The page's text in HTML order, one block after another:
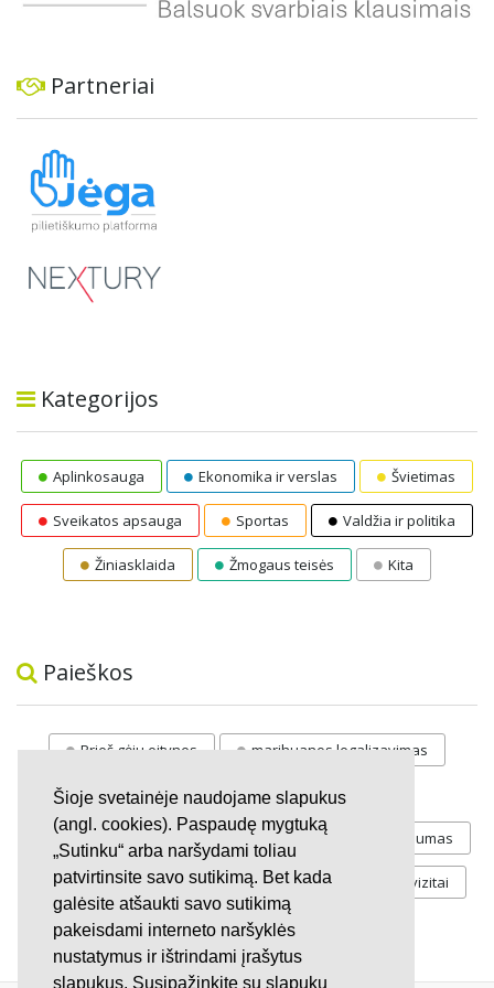
Šioje svetainėje naudojame slapukus
(angl. cookies). Paspaudę mygtuką
„Sutinku“ arba naršydami toliau
patvirtinsite savo sutikimą. Bet kada
galėsite atšaukti savo sutikimą
pakeisdami interneto naršyklės
nustatymus ir ištrindami įrašytus
slapukus. Susipažinkite su slapukų
Partneriai
Kategorijos
Aplinkosauga Ekonomika ir verslas Švietimas
Sveikatos apsauga Sportas Valdžia ir politika
Žiniasklaida Žmogaus teisės Kita
Paieškos
Prieš gėju eitynes marihuanos legalizavimas
STOP vaiku atemimas
Pilnos moksleivių vasaros atostogos referendumas
Keliu jaunystės Valandos Rekvizitai
Investicijos